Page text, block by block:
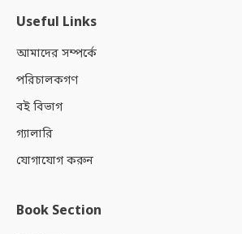
Useful Links
আমাদের সম্পর্কে
পরিচালকগণ
বই বিভাগ
গ্যালারি
যোগাযোগ করুন
Book Section